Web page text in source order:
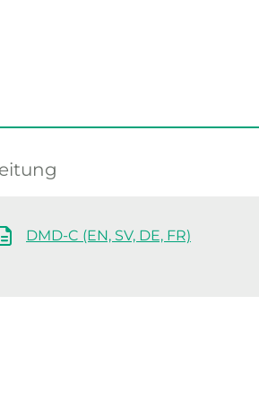
DMD-C (EN, SV, DE, FR)